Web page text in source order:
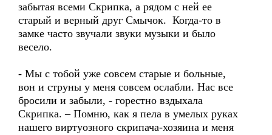
забытая всеми Скрипка, а рядом с ней ее
старый и верный друг Смычок. Когда-то в
замке часто звучали звуки музыки и было
весело.
- Мы с тобой уже совсем старые и больные,
вон и струны у меня совсем ослабли. Нас все
бросили и забыли, - горестно вздыхала
Скрипка. – Помню, как я пела в умелых руках
нашего виртуозного скрипача-хозяина и меня